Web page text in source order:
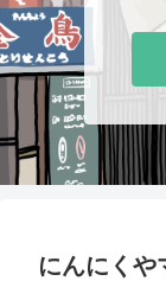
にんにくや